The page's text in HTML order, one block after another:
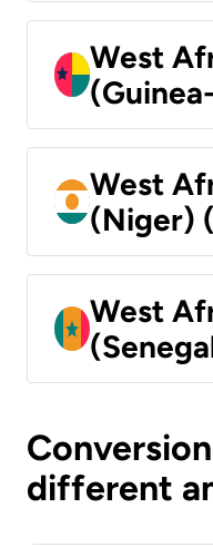
West
West
(Niger)
West
different